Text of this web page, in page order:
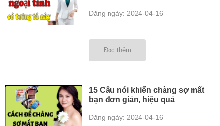
Đăng ngày: 2024-04-16
Đọc thêm
15 Câu nói khiến chàng sợ mất
bạn đơn giản, hiệu quả
Đăng ngày: 2024-04-16